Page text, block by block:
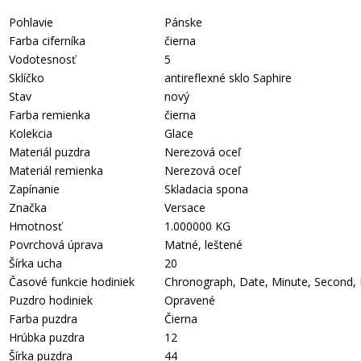
Pohlavie
Pánske
Farba ciferníka
čierna
Vodotesnosť
5
Sklíčko
antireflexné sklo Saphire
Stav
nový
Farba remienka
čierna
Kolekcia
Glace
Materiál puzdra
Nerezová oceľ
Materiál remienka
Nerezová oceľ
Zapínanie
Skladacia spona
Značka
Versace
Hmotnosť
1.000000 KG
Povrchová úprava
Matné, leštené
Šírka ucha
20
Časové funkcie hodiniek
Chronograph, Date, Minute, Second,
Puzdro hodiniek
Opravené
Farba puzdra
Čierna
Hrúbka puzdra
12
Šírka puzdra
44